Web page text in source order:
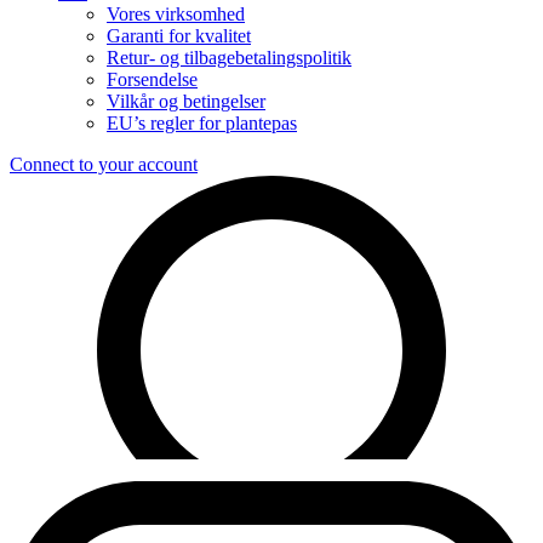
Vores virksomhed
Garanti for kvalitet
Retur- og tilbagebetalingspolitik
Forsendelse
Vilkår og betingelser
EU’s regler for plantepas
Connect to your account